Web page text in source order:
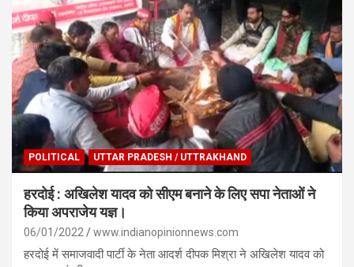
POLITICAL UTTAR PRADESH / UTTRAKHAND
हरदोई : अखिलेश यादव को सीएम बनाने के लिए सपा नेताओं ने
किया अपराजेय यज्ञ।
06/01/2022 www.indianopinionnews.com
हरदोई में समाजवादी पार्टी के नेता आदर्श दीपक मिश्रा ने अखिलेश यादव को